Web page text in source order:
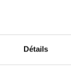
Détails